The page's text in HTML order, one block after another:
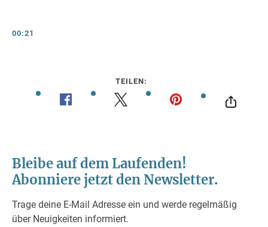
00:21
TEILEN: